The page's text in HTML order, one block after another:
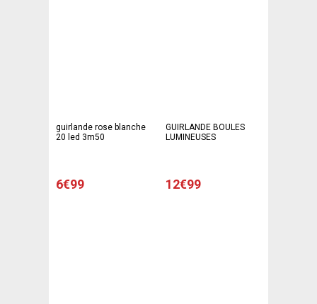
guirlande rose blanche
20 led 3m50
6€99
GUIRLANDE BOULES
LUMINEUSES
12€99